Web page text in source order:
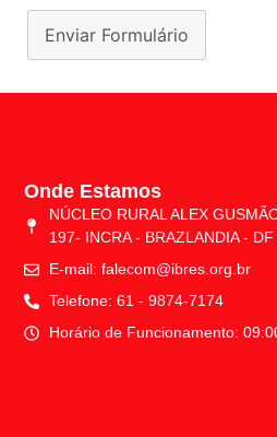
Enviar Formulário
Onde Estamos
NÚCLEO RURAL ALEX
197- INCRA - BRAZLANDIA -
E-mail: falecom@ibres.org.br
Telefone: 61 - 9874-7174​
Horário de Funcionamento: